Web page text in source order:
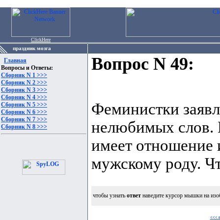
ClickHere
праздник мозга
Главная
Вопросы и Ответы:
Сборник N 1 >>>
Сборник N 2 >>>
Сборник N 3 >>>
Сборник N 4 >>>
Сборник N 5 >>>
Сборник N 6 >>>
Сборник N 7 >>>
Сборник N 8 >>>
Вопрос N 49:
Феминистки
нелюбимых слов.
имеет отношение
мужскому роду.
чтобы узнать ответ наведите курсор мышки на
<<<